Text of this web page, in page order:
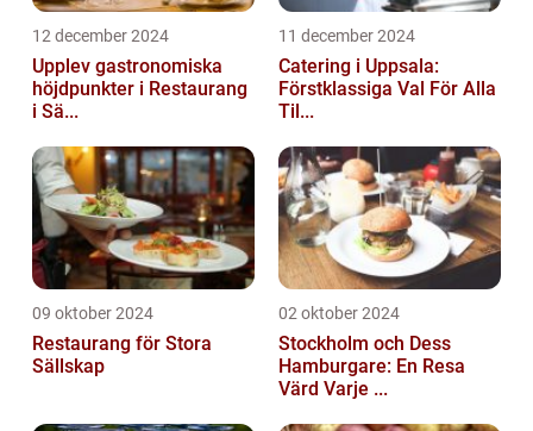
12 december 2024
Upplev gastronomiska
höjdpunkter i Restaurang
i Sä...
11 december 2024
Catering i Uppsala:
Förstklassiga Val För Alla
Til...
09 oktober 2024
Restaurang för Stora
Sällskap
02 oktober 2024
Stockholm och Dess
Hamburgare: En Resa
Värd Varje ...